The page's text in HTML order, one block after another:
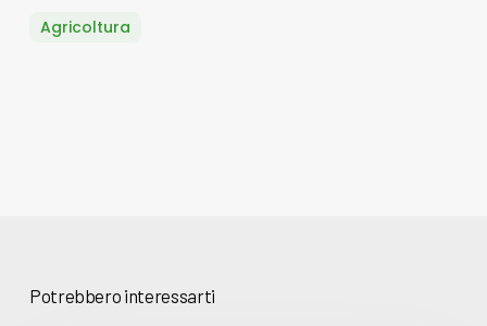
Agricoltura
Potrebbero interessarti